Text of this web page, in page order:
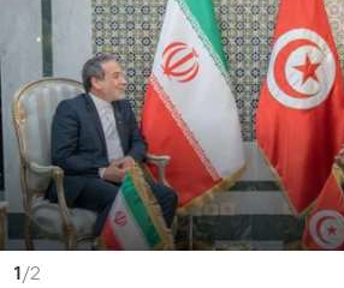
1/2